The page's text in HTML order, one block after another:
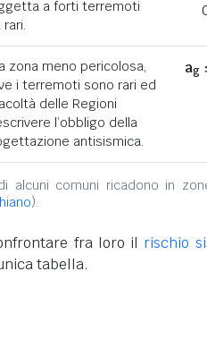
a forti terremoti
rari.
zona meno pericolosa,
i terremoti sono rari ed
delle Regioni
l’obbligo della
antisismica.
ag
alcuni comuni ricadono in
).
fra loro il rischio
tabella.